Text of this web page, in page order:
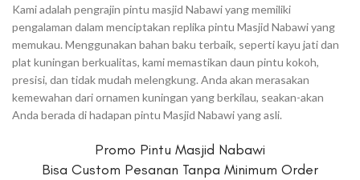
Kami adalah pengrajin pintu masjid Nabawi yang memiliki
pengalaman dalam menciptakan replika pintu Masjid Nabawi yang
memukau. Menggunakan bahan baku terbaik, seperti kayu jati dan
plat kuningan berkualitas, kami memastikan daun pintu kokoh,
presisi, dan tidak mudah melengkung. Anda akan merasakan
kemewahan dari ornamen kuningan yang berkilau, seakan-akan
Anda berada di hadapan pintu Masjid Nabawi yang asli.
Promo Pintu Masjid Nabawi
Bisa Custom Pesanan Tanpa Minimum Order